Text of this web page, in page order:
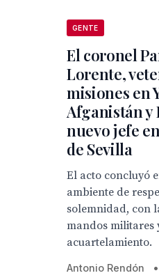
GENTE
El coronel
Lorente,
misiones en
Afganistán y
nuevo jefe
de Sevilla
El acto concluyó
ambiente de
solemnidad, con
mandos militares
acuartelamiento.
Antonio Rendón •